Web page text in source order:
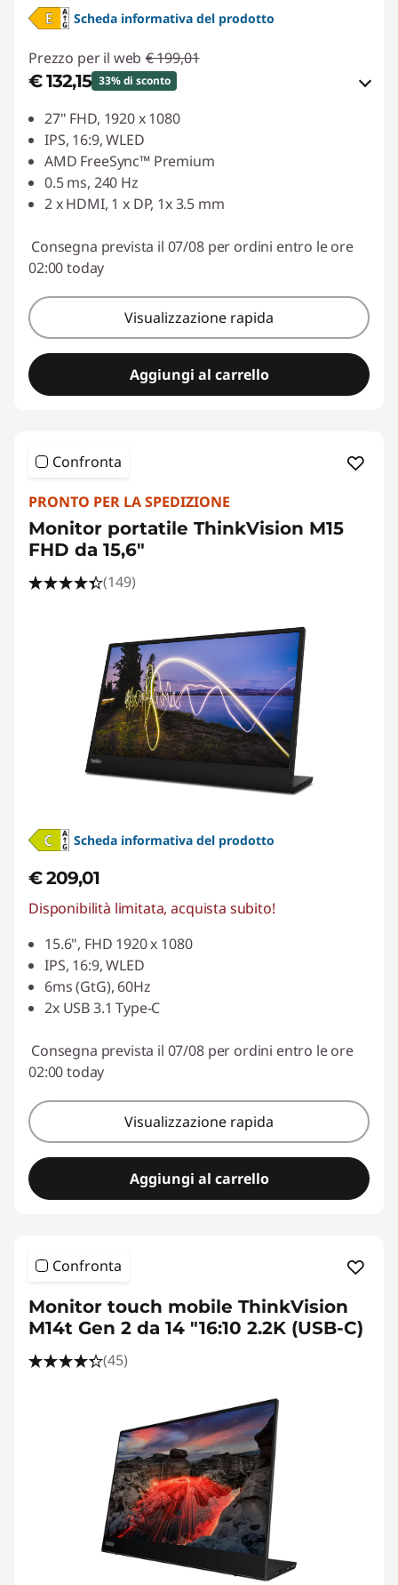
Scheda informativa del prodotto
Prezzo per il web € 199,01
€ 132,15 33% di sconto
Risparmi eCoupon :-€ 66,86
Usa il coupon :LUGLIO
27" FHD, 1920 x 1080
IPS, 16:9, WLED
AMD FreeSync™ Premium
0.5 ms, 240 Hz
2 x HDMI, 1 x DP, 1x 3.5 mm
Consegna prevista il 07/08 per ordini entro le ore
02:00 today
Visualizzazione rapida
Aggiungi al carrello
Confronta
PRONTO PER LA SPEDIZIONE
Monitor portatile ThinkVision M15
FHD da 15,6"
(149)
Scheda informativa del prodotto
€ 209,01
Disponibilità limitata, acquista subito!
15.6", FHD 1920 x 1080
IPS, 16:9, WLED
6ms (GtG), 60Hz
2x USB 3.1 Type-C
Consegna prevista il 07/08 per ordini entro le ore
02:00 today
Visualizzazione rapida
Aggiungi al carrello
Confronta
Monitor touch mobile ThinkVision
M14t Gen 2 da 14 "16:10 2.2K (USB-C)
(45)